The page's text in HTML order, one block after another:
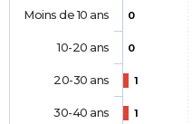
0
0
1
1
Moins de 10 ans
10-20 ans
20-30 ans
30-40 ans